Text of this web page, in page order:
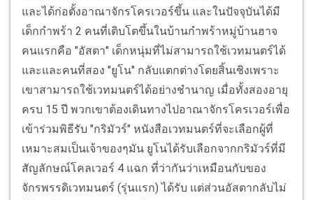
และได้ก่อตั้งอาณาจักรโครเวอร์ขึ้น และในปัจจุบันได้มี
เด็กกำพร้า 2 คนที่เติบโตขึ้นในบ้านกำพร้าหมู่บ้านฮาจ
คนแรกคือ "อัสตา" เด็กหนุ่มที่ไม่สามารถใช้เวทมนตร์ได้
และและคนที่สอง "ยูโน" กลับแตกต่างโดยสิ้นเชิงเพราะ
เขาสามารถใช้เวทมนตร์ได้อย่างชำนาญ เมื่อทั้งสองอายุ
ครบ 15 ปี พวกเขาต้องเดินทางไปอาณาจักรโครเวอร์เพื่อ
เข้าร่วมพิธีรับ "กริมัวร์" หนังสือเวทมนตร์ที่จะเลือกผู้ที่
เหมาะสมเป็นเจ้าของๆมัน ยูโนได้รับเลือกจากกริมัวร์ที่มี
สัญลักษณ์โคลเวอร์ 4 แฉก ที่ว่ากันว่าเหมือนกับของ
จักรพรรดิเวทมนตร์ (รุ่นแรก) ได้รับ แต่ส่วนอัสตากลับไม่